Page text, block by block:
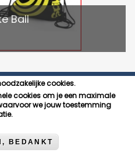
Ball
cookies.
cookies om je een maximale
we jouw toestemming
BEDANKT